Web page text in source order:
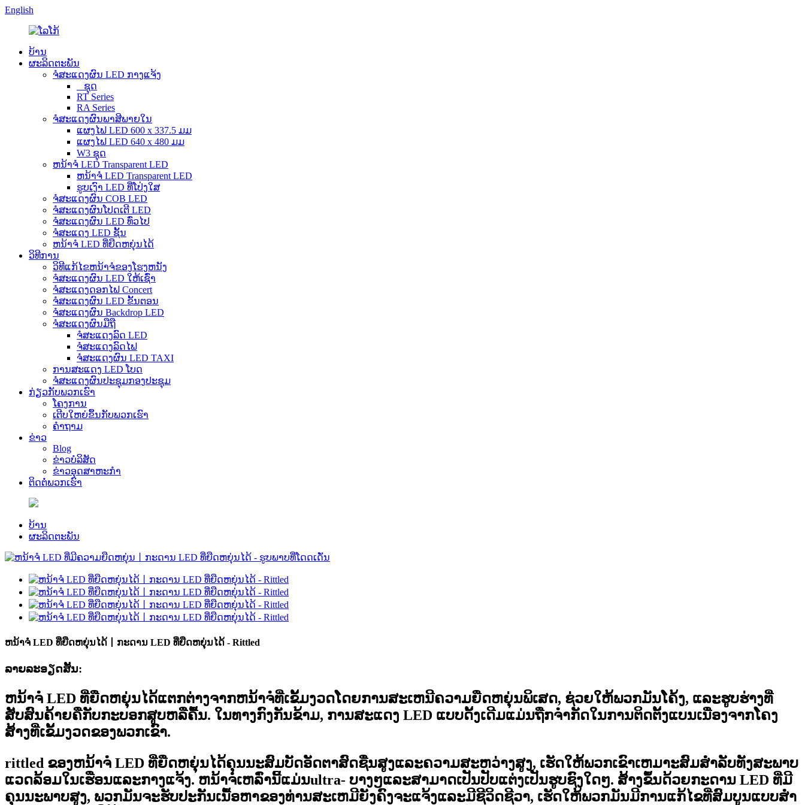
English
ບ້ານ
ຜະລິດຕະພັນ
ຈໍສະແດງຜົນ LED ກາງແຈ້ງ
_ ຊຸດ
RT Series
RA Series
ຈໍສະແດງຜົນພາສີພາຍໃນ
ແຜງໄຟ LED 600 x 337.5 ມມ
ແຜງໄຟ LED 640 x 480 ມມ
W3 ຊຸດ
ຫນ້າຈໍ LED Transparent LED
ຫນ້າຈໍ LED Transparent LED
ຮູບເງົາ LED ທີ່ໂປ່ງໃສ
ຈໍສະແດງຜົນ COB LED
ຈໍສະແດງຜົນໂປດເຕີ LED
ຈໍສະແດງຜົນ LED ທົ່ວໄປ
ຈໍສະແດງ LED ຊັ້ນ
ຫນ້າຈໍ LED ທີ່ຍືດຫຍຸ່ນໄດ້
ວິທີການ
ວິທີແກ້ໄຂຫນ້າຈໍຂອງໂຮງຫນັງ
ຈໍສະແດງຜົນ LED ໃຫ້ເຊົ່າ
ຈໍສະແດງດອກໄຟ Concert
ຈໍສະແດງຜົນ LED ຂັ້ນຕອນ
ຈໍສະແດງຜົນ Backdrop LED
ຈໍສະແດງຜົນມືຖື
ຈໍສະແດງລົດ LED
ຈໍສະແດງລົດໄຟ
ຈໍສະແດງຜົນ LED TAXI
ການສະແດງ LED ໂບດ
ຈໍສະແດງຜົນປະຊຸມກອງປະຊຸມ
ກ່ຽວກັບພວກເຮົາ
ໂຄງການ
ເຕີບໃຫຍ່ຂຶ້ນກັບພວກເຮົາ
ຄໍາຖາມ
ຂ່າວ
Blog
ຂ່າວບໍລິສັດ
ຂ່າວອຸດສາຫະກໍາ
ຕິດຕໍ່ພວກເຮົາ
ບ້ານ
ຜະລິດຕະພັນ
ຫນ້າຈໍ LED ທີ່ຍືດຫຍຸ່ນໄດ້丨ກະດານ LED ທີ່ຍືດຫຍຸ່ນໄດ້ - Rittled
ລາຍລະອຽດສັ້ນ:
ຫນ້າຈໍ LED ທີ່ຍືດຫຍຸ່ນໄດ້ແຕກຕ່າງຈາກຫນ້າຈໍທີ່ເຂັ້ມງວດໂດຍການສະເຫນີຄວາມຍືດຫຍຸ່ນພິເສດ, ຊ່ວຍໃຫ້ພວກມັນໂຄ້ງ, ແລະຮູບຮ່າງທີ່
ສັບສົນຄ້າຍຄືກັບກະບອກສູບຫລືຄື້ນ. ໃນທາງກົງກັນຂ້າມ, ການສະແດງ LED ແບບດັ້ງເດີມແມ່ນຖືກຈໍາກັດໃນການຕິດຕັ້ງແບນເນື່ອງຈາກໂຄງ
ສ້າງທີ່ເຂັ້ມງວດຂອງພວກເຂົາ.
rittled ຂອງຫນ້າຈໍ LED ທີ່ຍືດຫຍຸ່ນໄດ້ຄຸນນະສົມບັດອັດຕາສົດຊື່ນສູງແລະຄວາມສະຫວ່າງສູງ, ເຮັດໃຫ້ພວກເຂົາເຫມາະສົມສໍາລັບທັງສະພາບ
ແວດລ້ອມໃນເຮືອນແລະກາງແຈ້ງ. ຫນ້າຈໍເຫລົ່ານີ້ແມ່ນultra- ບາງໆແລະສາມາດເປັນປັບແຕ່ງເປັນຮູບຊົງໃດໆ. ສ້າງຂຶ້ນດ້ວຍກະດານ LED ທີ່ມີ
ຄຸນນະພາບສູງ, ພວກມັນຈະຮັບປະກັນເນື້ອຫາຂອງທ່ານສະເຫມີຍັງຄົງຈະແຈ້ງແລະມີຊີວິດຊີວາ, ເຮັດໃຫ້ພວກມັນມີການແກ້ໄຂທີ່ສົມບູນແບບສໍາ